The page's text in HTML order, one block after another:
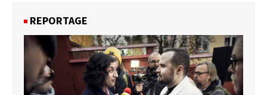
REPORTAGE